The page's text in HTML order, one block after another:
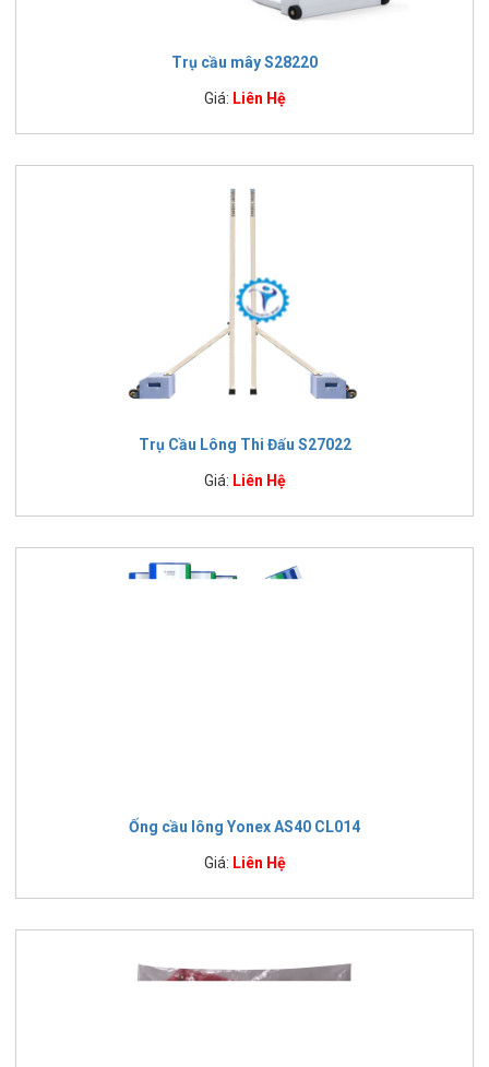
Trụ cầu mây S28220
Giá: Liên Hệ
Trụ Cầu Lông Thi Đấu S27022
Giá: Liên Hệ
Ống cầu lông Yonex AS40 CL014
Giá: Liên Hệ